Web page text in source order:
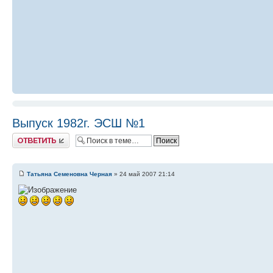
Выпуск 1982г. ЭСШ №1
Ответить
Татьяна Семеновна Черная » 24 май 2007 21:14